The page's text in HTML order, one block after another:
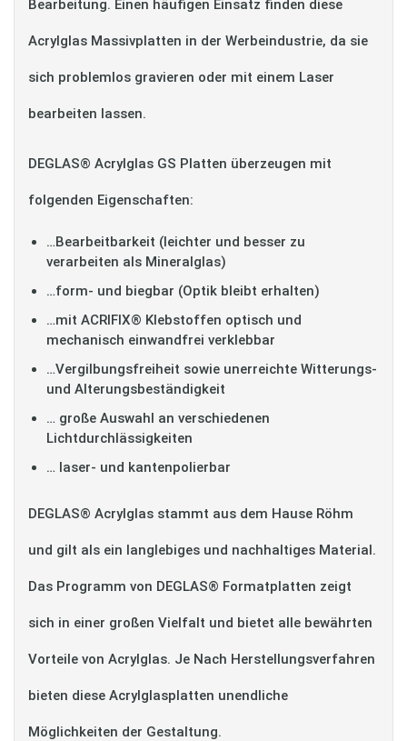
Bearbeitung. Einen häufigen Einsatz finden diese
Acrylglas Massivplatten in der Werbeindustrie, da sie
sich problemlos gravieren oder mit einem Laser
bearbeiten lassen.
DEGLAS® Acrylglas GS Platten überzeugen mit
folgenden Eigenschaften:
…Bearbeitbarkeit (leichter und besser zu
verarbeiten als Mineralglas)
…form- und biegbar (Optik bleibt erhalten)
…mit ACRIFIX® Klebstoffen optisch und
mechanisch einwandfrei verklebbar
…Vergilbungsfreiheit sowie unerreichte Witterungs-
und Alterungsbeständigkeit
… große Auswahl an verschiedenen
Lichtdurchlässigkeiten
… laser- und kantenpolierbar
DEGLAS® Acrylglas stammt aus dem Hause Röhm
und gilt als ein langlebiges und nachhaltiges Material.
Das Programm von DEGLAS® Formatplatten zeigt
sich in einer großen Vielfalt und bietet alle bewährten
Vorteile von Acrylglas. Je Nach Herstellungsverfahren
bieten diese Acrylglasplatten unendliche
Möglichkeiten der Gestaltung.